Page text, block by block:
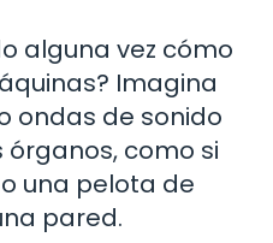
alguna vez cómo
Imagina
ondas de sonido
como si
una pelota de
pared.